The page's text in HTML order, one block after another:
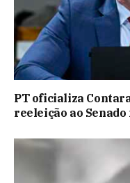
PT oficializa
reeleição ao Senado